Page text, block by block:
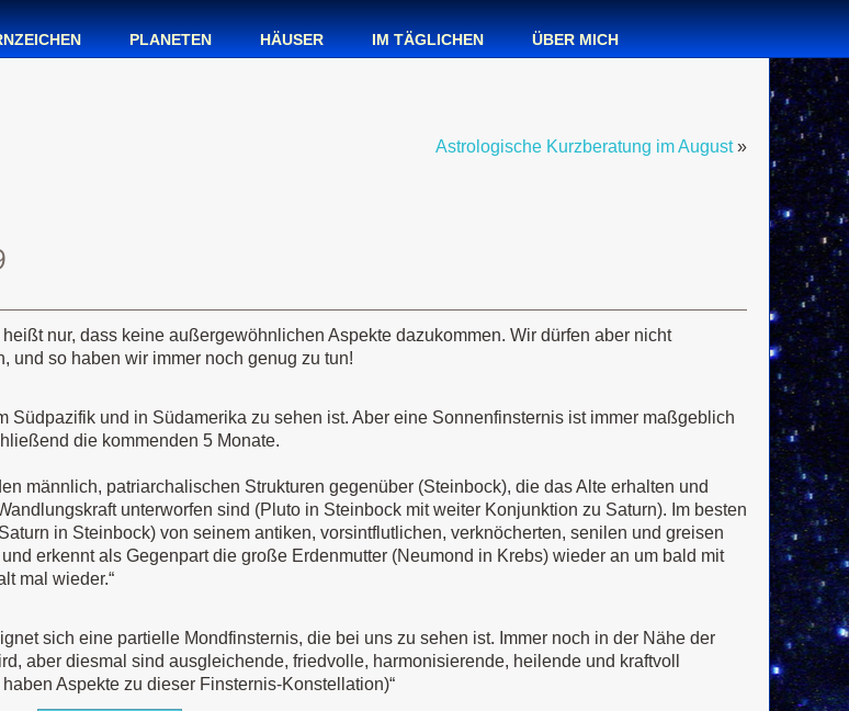
PLANETEN HÄUSER IM TÄGLICHEN ÜBER MICH
Astrologische Kurzberatung im August»
nur, dass keine außergewöhnlichen Aspekte dazukommen. Wir dürfen aber nicht
und so haben wir immer noch genug zu tun!
und in Südamerika zu sehen ist. Aber eine Sonnenfinsternis ist immer maßgeblich
die kommenden 5 Monate.
männlich, patriarchalischen Strukturen gegenüber (Steinbock), die das Alte erhalten und
unterworfen sind (Pluto in Steinbock mit weiter Konjunktion zu Saturn). Im besten
in Steinbock) von seinem antiken, vorsintflutlichen, verknöcherten, senilen und greisen
erkennt als Gegenpart die große Erdenmutter (Neumond in Krebs) wieder an um bald mit
mal wieder.“
sich eine partielle Mondfinsternis, die bei uns zu sehen ist. Immer noch in der Nähe der
aber diesmal sind ausgleichende, friedvolle, harmonisierende, heilende und kraftvoll
Aspekte zu dieser Finsternis-Konstellation)“